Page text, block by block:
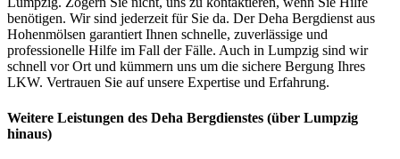
benötigen. Wir sind jederzeit für Sie da. Der Deha Bergdienst aus
Hohenmölsen garantiert Ihnen schnelle, zuverlässige und
professionelle Hilfe im Fall der Fälle. Auch in Lumpzig sind wir
schnell vor Ort und kümmern uns um die sichere Bergung Ihres
LKW. Vertrauen Sie auf unsere Expertise und Erfahrung.
Weitere Leistungen des Deha Bergdienstes (über Lumpzig
hinaus)